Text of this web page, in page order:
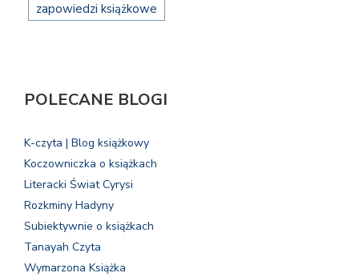
zapowiedzi książkowe
POLECANE BLOGI
K-czyta | Blog książkowy
Koczowniczka o książkach
Literacki Świat Cyrysi
Rozkminy Hadyny
Subiektywnie o książkach
Tanayah Czyta
Wymarzona Książka